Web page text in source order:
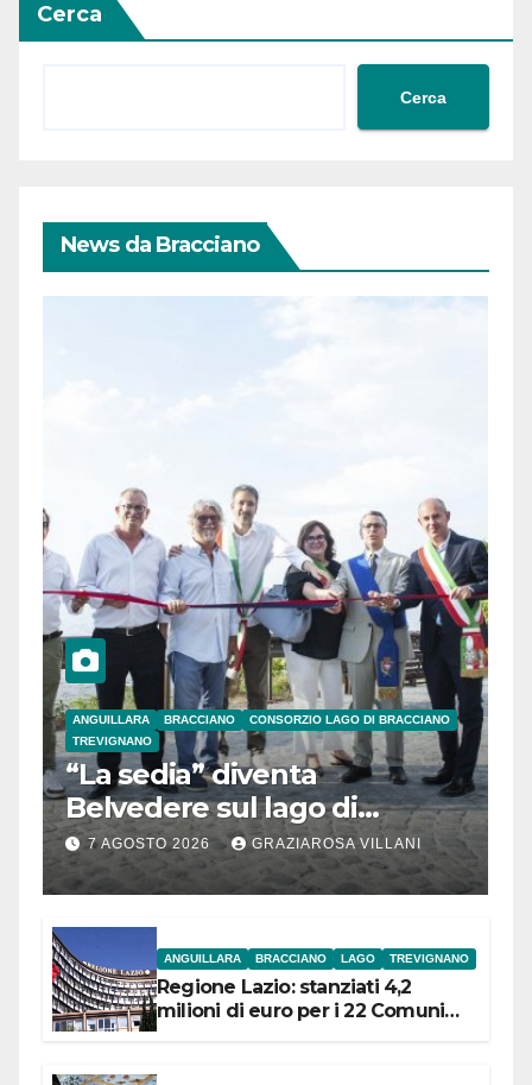
Cerca
Cerca
News da Bracciano
ANGUILLARA BRACCIANO
CONSORZIO LAGO DI BRACCIANO
TREVIGNANO
“La sedia” diventa
Belvedere sul lago di
Bracciano: ieri
l’inaugurazione
7 AGOSTO 2026 GRAZIAROSA VILLANI
ANGUILLARA BRACCIANO LAGO TREVIGNANO
Regione Lazio: stanziati 4,2
milioni di euro per i 22 Comuni